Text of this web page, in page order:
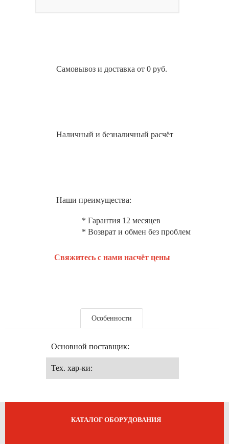
Самовывоз и доставка от 0 руб.
Наличный и безналичный расчёт
Наши преимущества:
* Гарантия 12 месяцев
* Возврат и обмен без проблем
Свяжитесь с нами насчёт цены
Особенности
Основной поставщик:
Тех. хар-ки:
КАТАЛОГ ОБОРУДОВАНИЯ